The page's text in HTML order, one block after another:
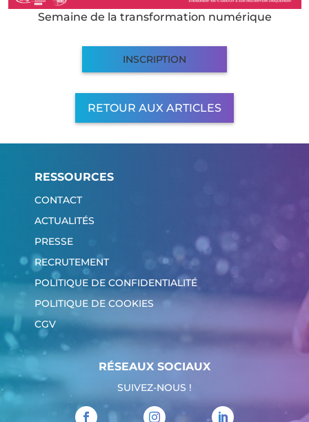
Semaine de la transformation numérique
INSCRIPTION
RETOUR AUX ARTICLES
RESSOURCES
CONTACT
ACTUALITÉS
PRESSE
RECRUTEMENT
POLITIQUE DE CONFIDENTIALITÉ
POLITIQUE DE COOKIES
CGV
RÉSEAUX SOCIAUX
SUIVEZ-NOUS !